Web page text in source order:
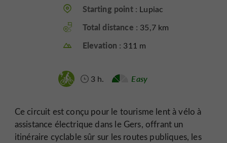
Starting point : Lupiac
Total distance : 35,7 km
Elevation : 311 m
3 h. Easy
Ce circuit est conçu pour le tourisme lent à vélo à
assistance électrique dans le Gers, offrant un
itinéraire cyclable sûr sur les routes publiques, les